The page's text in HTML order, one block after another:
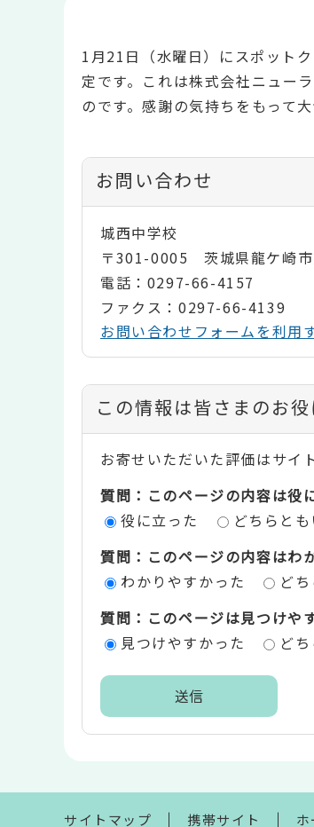
1月21日（水曜日）にスポット
定です。これは株式会社ニュー
のです。感謝の気持ちをもって
お問い合わせ
城西中学校
〒301-0005 茨城県龍ケ崎
電話：0297-66-4157
ファクス：0297-66-4139
お問い合わせフォームを利用
コ
ン
テ
ン
評
エ
この情報は皆さまのお
お寄せいただいた評価はサイ
質問：このページの内容は役
役に立った
どちらと
質問：このページの内容はわ
わかりやすかった
ど
質問：このページは見つけや
見つけやすかった
ど
ま
サイトマップ 携帯サイト